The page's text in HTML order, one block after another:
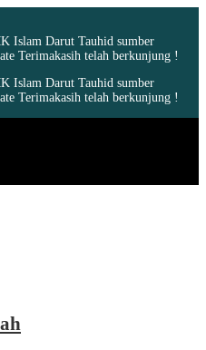
Islam Darut Tauhid sumber
Terimakasih telah berkunjung !
Islam Darut Tauhid sumber
Terimakasih telah berkunjung !